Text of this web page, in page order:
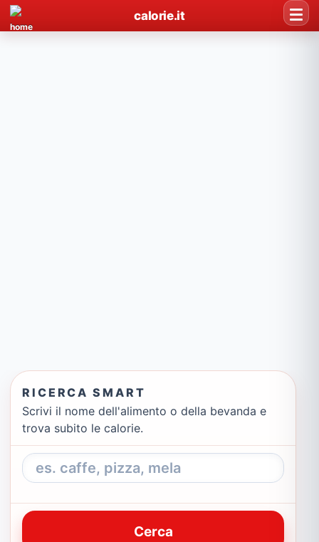
calorie.it
RICERCA SMART
Scrivi il nome dell'alimento o della bevanda e
trova subito le calorie.
Cerca